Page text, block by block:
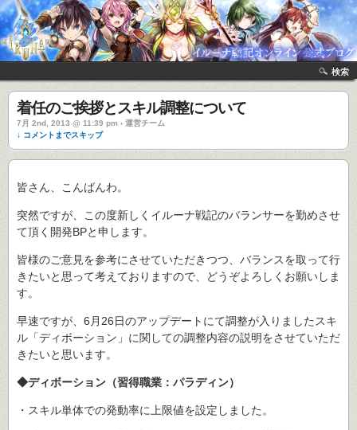
検索
着任のご挨拶とスキル調整について
7月 2nd, 2013 @ 11:39 pm › 運営チーム
↓ コメントまでスキップ
皆さん、こんばんわ。
突然ですが、この度新しくイルーナ戦記のバランサーを勤めさせ
て頂く開発BPと申します。
皆様のご意見を参考にさせていただきつつ、バランスを取って行
きたいと思って考えておりますので、どうぞよろしくお願いしま
す。
早速ですが、6月26日のアップデートにて調整が入りましたスキ
ル「ディボーション」に関しての調整内容の説明をさせていただ
きたいと思います。
◆ディボーション（習得職業：パラディン）
・スキル単体での発動率に上限値を設定しました。